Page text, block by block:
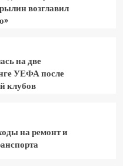
возглавил
на две
УЕФА после
клубов
на ремонт и